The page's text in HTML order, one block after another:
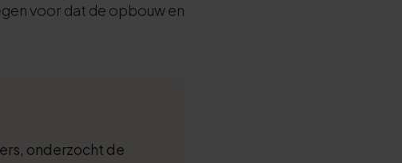
voor dat de opbouw en
onderzocht de